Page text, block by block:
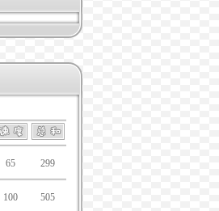
65 299
100 505